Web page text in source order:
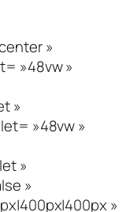
»
»48vw »
»
»48vw »
»
»
»